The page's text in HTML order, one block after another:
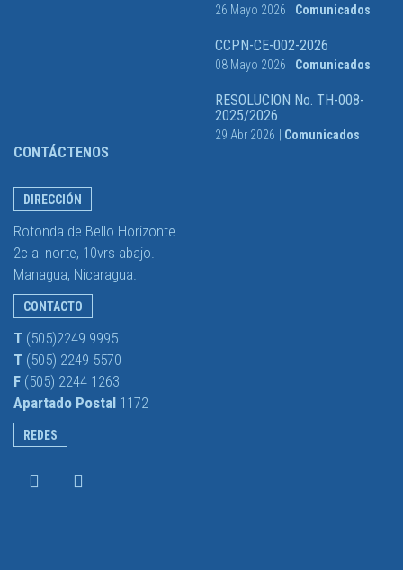
26 Mayo 2026 | Comunicados
CCPN-CE-002-2026
08 Mayo 2026 | Comunicados
RESOLUCION No. TH-008-
2025/2026
29 Abr 2026 | Comunicados
CONTÁCTENOS
DIRECCIÓN
Rotonda de Bello Horizonte
2c al norte, 10vrs abajo.
Managua, Nicaragua.
CONTACTO
T (505)2249 9995
T (505) 2249 5570
F (505) 2244 1263
Apartado Postal 1172
REDES